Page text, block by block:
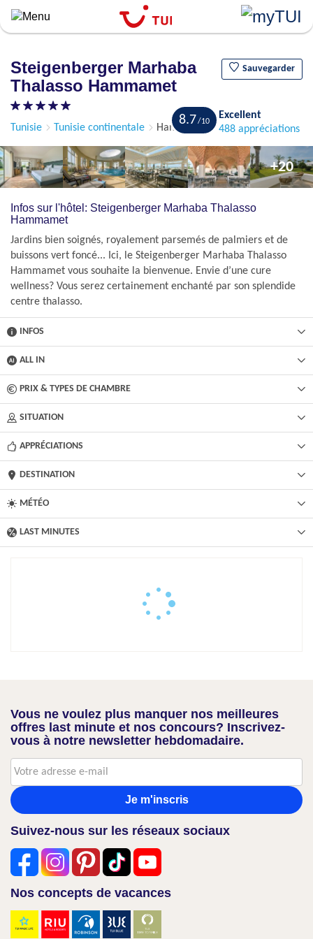
Aller
principal
Steigenberger Marhaba
Thalasso Hammamet
Sauvegarder
Tunisie Tunisie continentale Hammamet
8.7
Excellent
488 appréciations
+20
Infos sur l'hôtel: Steigenberger Marhaba Thalasso
Hammamet
Jardins bien soignés, royalement parsemés de palmiers et de
buissons vert foncé... Ici, le Steigenberger Marhaba Thalasso
Hammamet vous souhaite la bienvenue. Envie d’une cure
wellness? Vous serez certainement enchanté par son splendide
centre thalasso.
INFOS
ALL IN
PRIX & TYPES DE CHAMBRE
SITUATION
APPRÉCIATIONS
DESTINATION
MÉTÉO
LAST MINUTES
Vous ne voulez plus manquer nos meilleures
offres last minute et nos concours? Inscrivez-
vous à notre newsletter hebdomadaire.
Je m'inscris
Suivez-nous sur les réseaux sociaux
Nos concepts de vacances